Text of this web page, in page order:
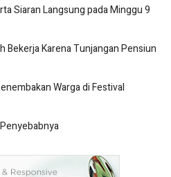
Siaran Langsung pada Minggu 9
Bekerja Karena Tunjangan Pensiun
Warga di Festival